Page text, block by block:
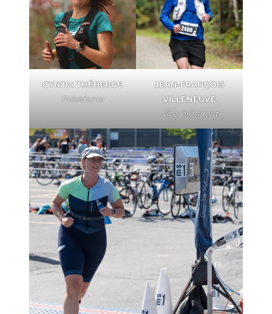
CYNTIA THÉBERGE
Présidente
JEAN-FRANÇOIS
VILLENEUVE
Vice-président